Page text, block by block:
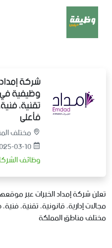
شركة
وظيفية في
تقنية،
فأعلى
مختلف
03-10
وظائف
تعلن شركة إمداد الخبرات عبر
مجالات إدارية، قانونية، تقنية،
مختلف مناطق المملكة